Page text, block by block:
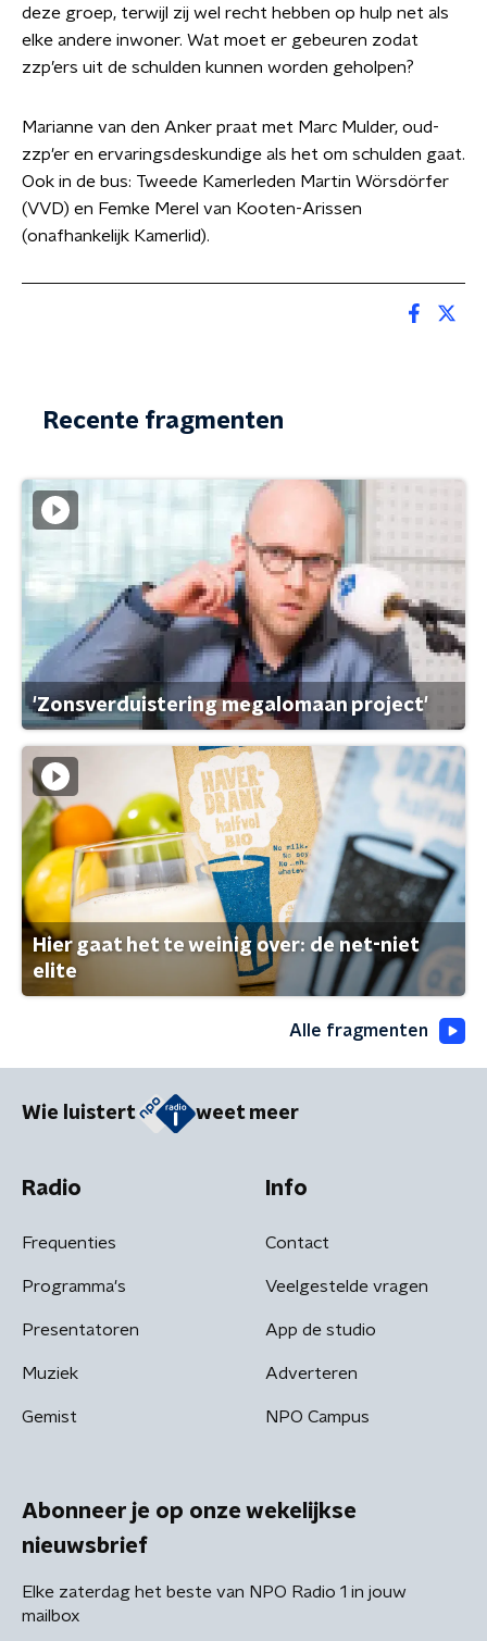
deze groep, terwijl zij wel recht hebben op hulp net als
elke andere inwoner. Wat moet er gebeuren zodat
zzp’ers uit de schulden kunnen worden geholpen?
Marianne van den Anker praat met Marc Mulder, oud-
zzp'er en ervaringsdeskundige als het om schulden gaat.
Ook in de bus: Tweede Kamerleden Martin Wörsdörfer
(VVD) en Femke Merel van Kooten-Arissen
(onafhankelijk Kamerlid).
Recente fragmenten
'Zonsverduistering megalomaan project'
Hier gaat het te weinig over: de net-niet
elite
Alle fragmenten
Wie luistert weet meer
Radio
Frequenties
Programma's
Presentatoren
Muziek
Gemist
Info
Contact
Veelgestelde vragen
App de studio
Adverteren
NPO Campus
Abonneer je op onze wekelijkse
nieuwsbrief
Elke zaterdag het beste van NPO Radio 1 in jouw
mailbox